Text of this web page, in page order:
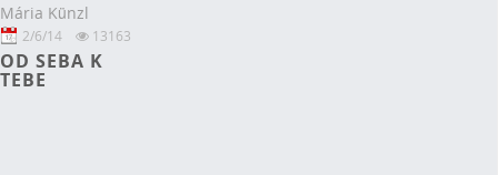
Mária Künzl
2/6/14 13163
OD SEBA K
TEBE